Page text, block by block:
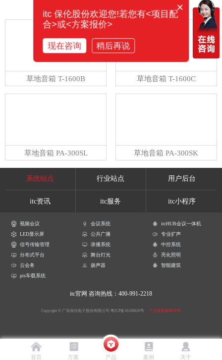
相关产品
草地音箱 T-1600B 草地音箱 T-1600C
草地音箱 PA-300SL 草地音箱 PA-300SK
系统站点 行业站点 用户后台
itc资讯 itc服务 itc小程序
视频会议 会议系统
itcHUB会议一体机
LED显示屏
公共广播
专业扩声
信号传输管理
录播系统
中控系统
分布式平台
舞台灯光
亮化照明
云会务
扬声器
智能建筑
pis车载系统
itc官网 咨询热线：400-991-2218
Copyright © 广东保伦电子股份有限公司 粤ICP备16106620号 产品参数解释声明
首页 方案 产品 案例 关于
×
itc 保伦股份欢迎您!若您有<项目配
合>或<方案报价>
现在咨询 稍后再说